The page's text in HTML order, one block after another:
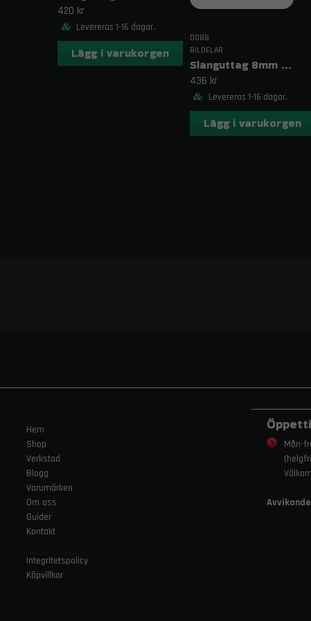
420 kr
Levereras 1-16 dagar.
Lägg i varukorgen
DO88
BILDELAR
Slanguttag 8mm (5/16")
436 kr
Levereras 1-16 dagar.
Lägg i varukorgen
Hem
Shop
Verkstad
Blogg
Varumärken
Om oss
Guider
Kontakt
Integritetspolicy
Köpvillkor
Mån-